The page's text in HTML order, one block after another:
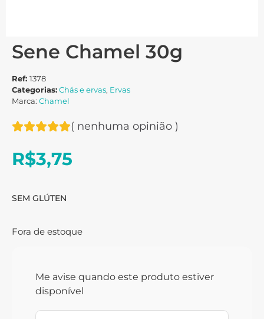
Sene Chamel 30g
Ref: 1378
Categorias:Chás e ervas, Ervas
Marca: Chamel
( nenhuma opinião )
R$3,75
SEM GLÚTEN
Fora de estoque
Me avise quando este produto estiver
disponível